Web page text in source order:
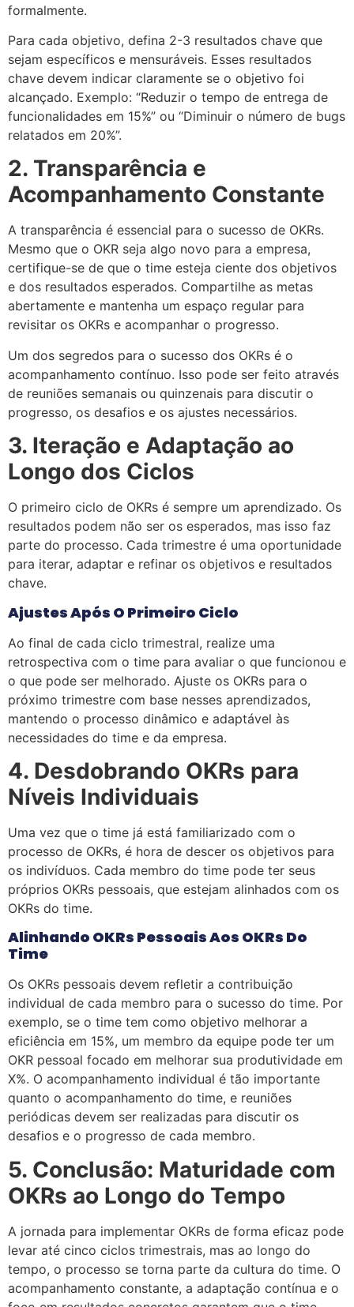
formalmente.
Para cada objetivo, defina 2-3 resultados chave que
sejam específicos e mensuráveis. Esses resultados
chave devem indicar claramente se o objetivo foi
alcançado. Exemplo: “Reduzir o tempo de entrega de
funcionalidades em 15%” ou “Diminuir o número de bugs
relatados em 20%”.
2. Transparência e
Acompanhamento Constante
A transparência é essencial para o sucesso de OKRs.
Mesmo que o OKR seja algo novo para a empresa,
certifique-se de que o time esteja ciente dos objetivos
e dos resultados esperados. Compartilhe as metas
abertamente e mantenha um espaço regular para
revisitar os OKRs e acompanhar o progresso.
Um dos segredos para o sucesso dos OKRs é o
acompanhamento contínuo. Isso pode ser feito através
de reuniões semanais ou quinzenais para discutir o
progresso, os desafios e os ajustes necessários.
3. Iteração e Adaptação ao
Longo dos Ciclos
O primeiro ciclo de OKRs é sempre um aprendizado. Os
resultados podem não ser os esperados, mas isso faz
parte do processo. Cada trimestre é uma oportunidade
para iterar, adaptar e refinar os objetivos e resultados
chave.
Ajustes Após O Primeiro Ciclo
Ao final de cada ciclo trimestral, realize uma
retrospectiva com o time para avaliar o que funcionou e
o que pode ser melhorado. Ajuste os OKRs para o
próximo trimestre com base nesses aprendizados,
mantendo o processo dinâmico e adaptável às
necessidades do time e da empresa.
4. Desdobrando OKRs para
Níveis Individuais
Uma vez que o time já está familiarizado com o
processo de OKRs, é hora de descer os objetivos para
os indivíduos. Cada membro do time pode ter seus
próprios OKRs pessoais, que estejam alinhados com os
OKRs do time.
Alinhando OKRs Pessoais Aos OKRs Do
Time
Os OKRs pessoais devem refletir a contribuição
individual de cada membro para o sucesso do time. Por
exemplo, se o time tem como objetivo melhorar a
eficiência em 15%, um membro da equipe pode ter um
OKR pessoal focado em melhorar sua produtividade em
X%. O acompanhamento individual é tão importante
quanto o acompanhamento do time, e reuniões
periódicas devem ser realizadas para discutir os
desafios e o progresso de cada membro.
5. Conclusão: Maturidade com
OKRs ao Longo do Tempo
A jornada para implementar OKRs de forma eficaz pode
levar até cinco ciclos trimestrais, mas ao longo do
tempo, o processo se torna parte da cultura do time. O
acompanhamento constante, a adaptação contínua e o